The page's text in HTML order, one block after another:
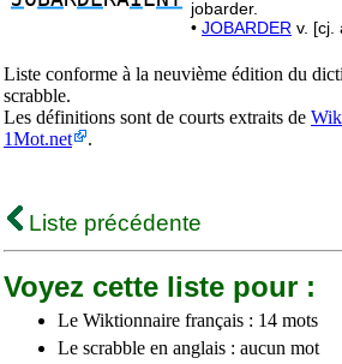
jobarder.
• JOBARDER v. [cj.
Liste conforme à la neuvième édition du
scrabble.
Les définitions sont de courts extraits de
1Mot.net
.
Liste précédente
Voyez cette liste pour :
Le Wiktionnaire français : 14 mots
Le scrabble en anglais : aucun mot